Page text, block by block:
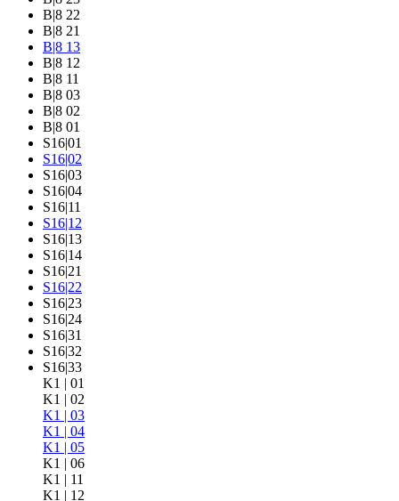
B|8 22
B|8 21
B|8 13
B|8 12
B|8 11
B|8 03
B|8 02
B|8 01
S16|01
S16|02
S16|03
S16|04
S16|11
S16|12
S16|13
S16|14
S16|21
S16|22
S16|23
S16|24
S16|31
S16|32
S16|33
K1 | 01
K1 | 02
K1 | 03
K1 | 04
K1 | 05
K1 | 06
K1 | 11
K1 | 12